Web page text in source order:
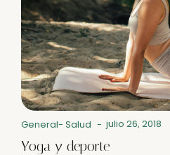
General- Salud - julio 26, 2018
Yoga y deporte